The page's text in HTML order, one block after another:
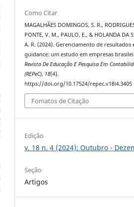
Como Citar
MAGALHÃES DOMINGOS, S. R.,
PONTE, V. M., PAULO, E., & HOLANDA DA
A. R. (2024). Gerenciamento de resultados
guidance: um estudo em empresas
Revista De Educação E Pesquisa Em
(REPeC), 18(4).
https://doi.org/10.17524/repec.v18i4.3405
Fomatos de Citação
Edição
v. 18 n. 4 (2024): Outubro -
Seção
Artigos